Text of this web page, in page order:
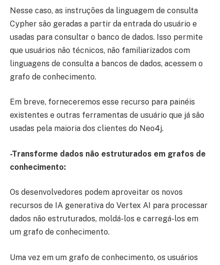
Nesse caso, as instruções da linguagem de consulta
Cypher são geradas a partir da entrada do usuário e
usadas para consultar o banco de dados. Isso permite
que usuários não técnicos, não familiarizados com
linguagens de consulta a bancos de dados, acessem o
grafo de conhecimento.
Em breve, forneceremos esse recurso para painéis
existentes e outras ferramentas de usuário que já são
usadas pela maioria dos clientes do Neo4j.
-Transforme dados não estruturados em grafos de
conhecimento:
Os desenvolvedores podem aproveitar os novos
recursos de IA generativa do Vertex AI para processar
dados não estruturados, moldá-los e carregá-los em
um grafo de conhecimento.
Uma vez em um grafo de conhecimento, os usuários